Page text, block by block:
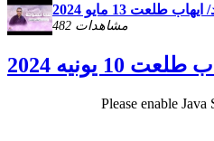
13 مايو 2024
482 مشاهدات
2024
Please enable